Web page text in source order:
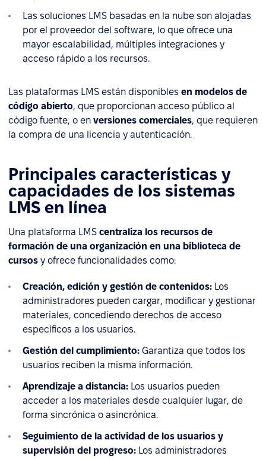
Las soluciones LMS basadas en la nube son alojadas
por el proveedor del software, lo que ofrece una
mayor escalabilidad, múltiples integraciones y
acceso rápido a los recursos.
Las plataformas LMS están disponibles en modelos de
código abierto, que proporcionan acceso público al
código fuente, o en versiones comerciales, que requieren
la compra de una licencia y autenticación.
Principales características y
capacidades de los sistemas
LMS en línea
Una plataforma LMS centraliza los recursos de
formación de una organización en una biblioteca de
cursos y ofrece funcionalidades como:
Creación, edición y gestión de contenidos: Los
administradores pueden cargar, modificar y gestionar
materiales, concediendo derechos de acceso
específicos a los usuarios.
Gestión del cumplimiento: Garantiza que todos los
usuarios reciben la misma información.
Aprendizaje a distancia: Los usuarios pueden
acceder a los materiales desde cualquier lugar, de
forma sincrónica o asincrónica.
Seguimiento de la actividad de los usuarios y
supervisión del progreso: Los administradores